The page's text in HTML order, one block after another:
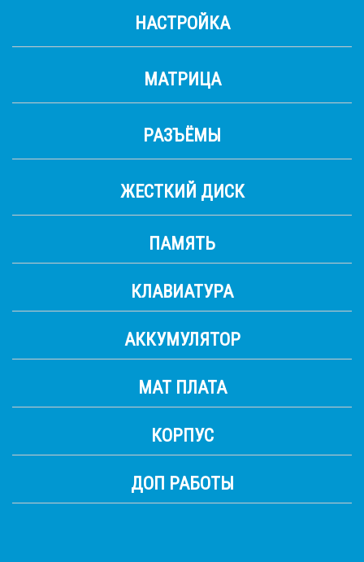
НАСТРОЙКА
МАТРИЦА
РАЗЪЁМЫ
ЖЕСТКИЙ ДИСК
ПАМЯТЬ
КЛАВИАТУРА
АККУМУЛЯТОР
МАТ ПЛАТА
КОРПУС
ДОП РАБОТЫ